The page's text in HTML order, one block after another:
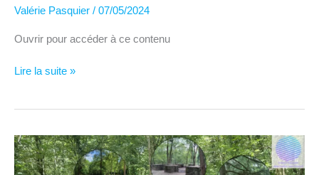
Valérie Pasquier / 07/05/2024
Ouvrir pour accéder à ce contenu
Parcours
–
Sentier
de
Lire la suite »